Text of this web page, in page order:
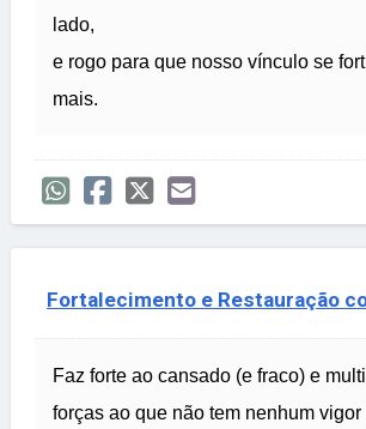
lado,
e rogo para que nosso vínculo se
mais.
Fortalecimento e Restauração
Faz forte ao cansado (e fraco) e
forças ao que não tem nenhum